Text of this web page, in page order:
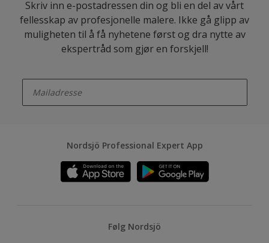
Skriv inn e-postadressen din og bli en del av vårt
fellesskap av profesjonelle malere. Ikke gå glipp av
muligheten til å få nyhetene først og dra nytte av
ekspertråd som gjør en forskjell!
Nordsjö Professional Expert App
Følg Nordsjö